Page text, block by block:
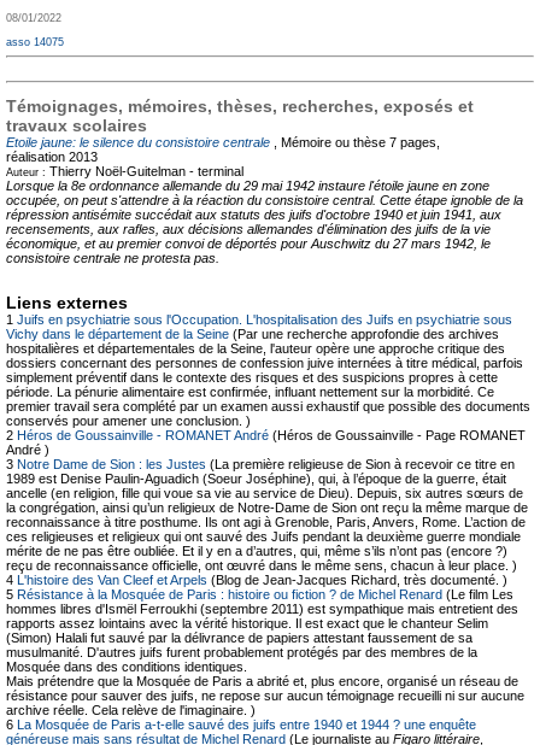
08/01/2022
asso 14075
Témoignages, mémoires, thèses, recherches, exposés et
travaux scolaires
Etoile jaune: le silence du consistoire centrale , Mémoire ou thèse 7 pages,
réalisation 2013
Auteur : Thierry Noël-Guitelman - terminal
Lorsque la 8e ordonnance allemande du 29 mai 1942 instaure l'étoile jaune en zone
occupée, on peut s'attendre à la réaction du consistoire central. Cette étape ignoble de la
répression antisémite succédait aux statuts des juifs d'octobre 1940 et juin 1941, aux
recensements, aux rafles, aux décisions allemandes d'élimination des juifs de la vie
économique, et au premier convoi de déportés pour Auschwitz du 27 mars 1942, le
consistoire centrale ne protesta pas.
Liens externes
1 Juifs en psychiatrie sous l'Occupation. L'hospitalisation des Juifs en psychiatrie sous
Vichy dans le département de la Seine (Par une recherche approfondie des archives
hospitalières et départementales de la Seine, l'auteur opère une approche critique des
dossiers concernant des personnes de confession juive internées à titre médical, parfois
simplement préventif dans le contexte des risques et des suspicions propres à cette
période. La pénurie alimentaire est confirmée, influant nettement sur la morbidité. Ce
premier travail sera complété par un examen aussi exhaustif que possible des documents
conservés pour amener une conclusion. )
2 Héros de Goussainville - ROMANET André (Héros de Goussainville - Page ROMANET
André )
3 Notre Dame de Sion : les Justes (La première religieuse de Sion à recevoir ce titre en
1989 est Denise Paulin-Aguadich (Soeur Joséphine), qui, à l’époque de la guerre, était
ancelle (en religion, fille qui voue sa vie au service de Dieu). Depuis, six autres sœurs de
la congrégation, ainsi qu’un religieux de Notre-Dame de Sion ont reçu la même marque de
reconnaissance à titre posthume. Ils ont agi à Grenoble, Paris, Anvers, Rome. L’action de
ces religieuses et religieux qui ont sauvé des Juifs pendant la deuxième guerre mondiale
mérite de ne pas être oubliée. Et il y en a d’autres, qui, même s’ils n’ont pas (encore ?)
reçu de reconnaissance officielle, ont œuvré dans le même sens, chacun à leur place. )
4 L'histoire des Van Cleef et Arpels (Blog de Jean-Jacques Richard, très documenté. )
5 Résistance à la Mosquée de Paris : histoire ou fiction ? de Michel Renard (Le film Les
hommes libres d'Ismël Ferroukhi (septembre 2011) est sympathique mais entretient des
rapports assez lointains avec la vérité historique. Il est exact que le chanteur Selim
(Simon) Halali fut sauvé par la délivrance de papiers attestant faussement de sa
musulmanité. D'autres juifs furent probablement protégés par des membres de la
Mosquée dans des conditions identiques.
Mais prétendre que la Mosquée de Paris a abrité et, plus encore, organisé un réseau de
résistance pour sauver des juifs, ne repose sur aucun témoignage recueilli ni sur aucune
archive réelle. Cela relève de l'imaginaire. )
6 La Mosquée de Paris a-t-elle sauvé des juifs entre 1940 et 1944 ? une enquête
généreuse mais sans résultat de Michel Renard (Le journaliste au Figaro littéraire